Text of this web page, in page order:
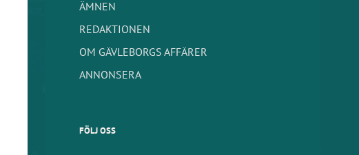
ÄMNEN
REDAKTIONEN
OM GÄVLEBORGS AFFÄRER
ANNONSERA
FÖLJ OSS